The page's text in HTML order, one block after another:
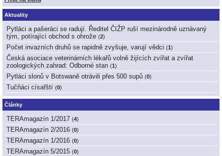
Aktuality
Pytláci a pašeráci se radují. Ředitel ČIŽP ruší mezinárodně uznávaný
tým, potírající obchod s ohrože (2)
Počet invazních druhů se rapidně zvyšuje, varují vědci (1 )
Česká asociace veterinárních lékařů volně žijících zvířat a zvířat
zoologických zahrad: Odborné stan (1 )
Pytláci slonů v Botswaně otrávili přes 500 supů (0)
Tučňáci císařští (0)
Články
TERAmagazín 1/2017 (4)
TERAmagazín 2/2016 (0)
TERAmagazín 1/2016 (0)
TERAmagazín 5/2015 (0)